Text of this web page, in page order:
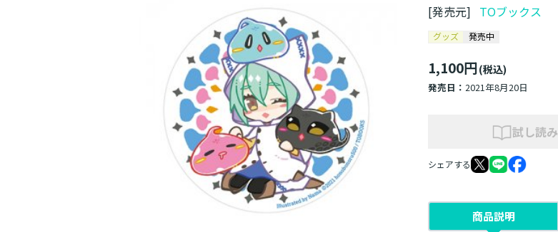
[発売元] TOブックス
グッズ 発売中
1,100円(税込)
発売日：2021年8月20日
試し読み
シェアする
商品説明